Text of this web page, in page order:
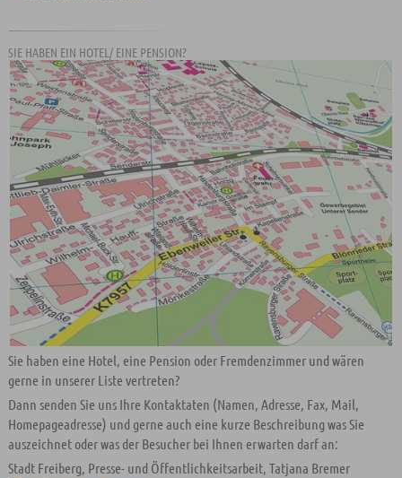
SIE HABEN EIN HOTEL/ EINE PENSION?
Sie haben eine Hotel, eine Pension oder Fremdenzimmer und wären
gerne in unserer Liste vertreten?
Dann senden Sie uns Ihre Kontaktaten (Namen, Adresse, Fax, Mail,
Homepageadresse) und gerne auch eine kurze Beschreibung was Sie
auszeichnet oder was der Besucher bei Ihnen erwarten darf an:
Stadt Freiberg, Presse- und Öffentlichkeitsarbeit, Tatjana Bremer